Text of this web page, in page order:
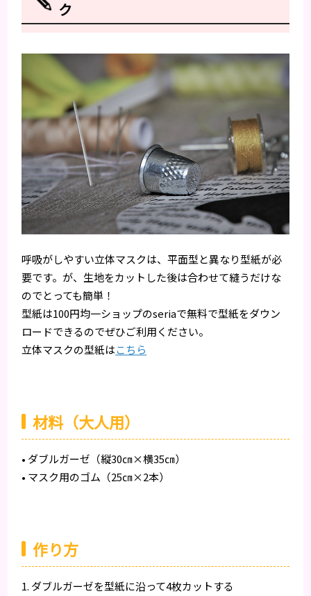
ク
呼吸がしやすい立体マスクは、平面型と異なり型紙が必
要です。が、生地をカットした後は合わせて縫うだけな
のでとっても簡単！
型紙は100円均一ショップのseriaで無料で型紙をダウン
ロードできるのでぜひご利用ください。
立体マスクの型紙はこちら
材料（大人用）
• ダブルガーゼ（縦30㎝×横35㎝）
• マスク用のゴム（25㎝×2本）
作り方
1. ダブルガーゼを型紙に沿って4枚カットする